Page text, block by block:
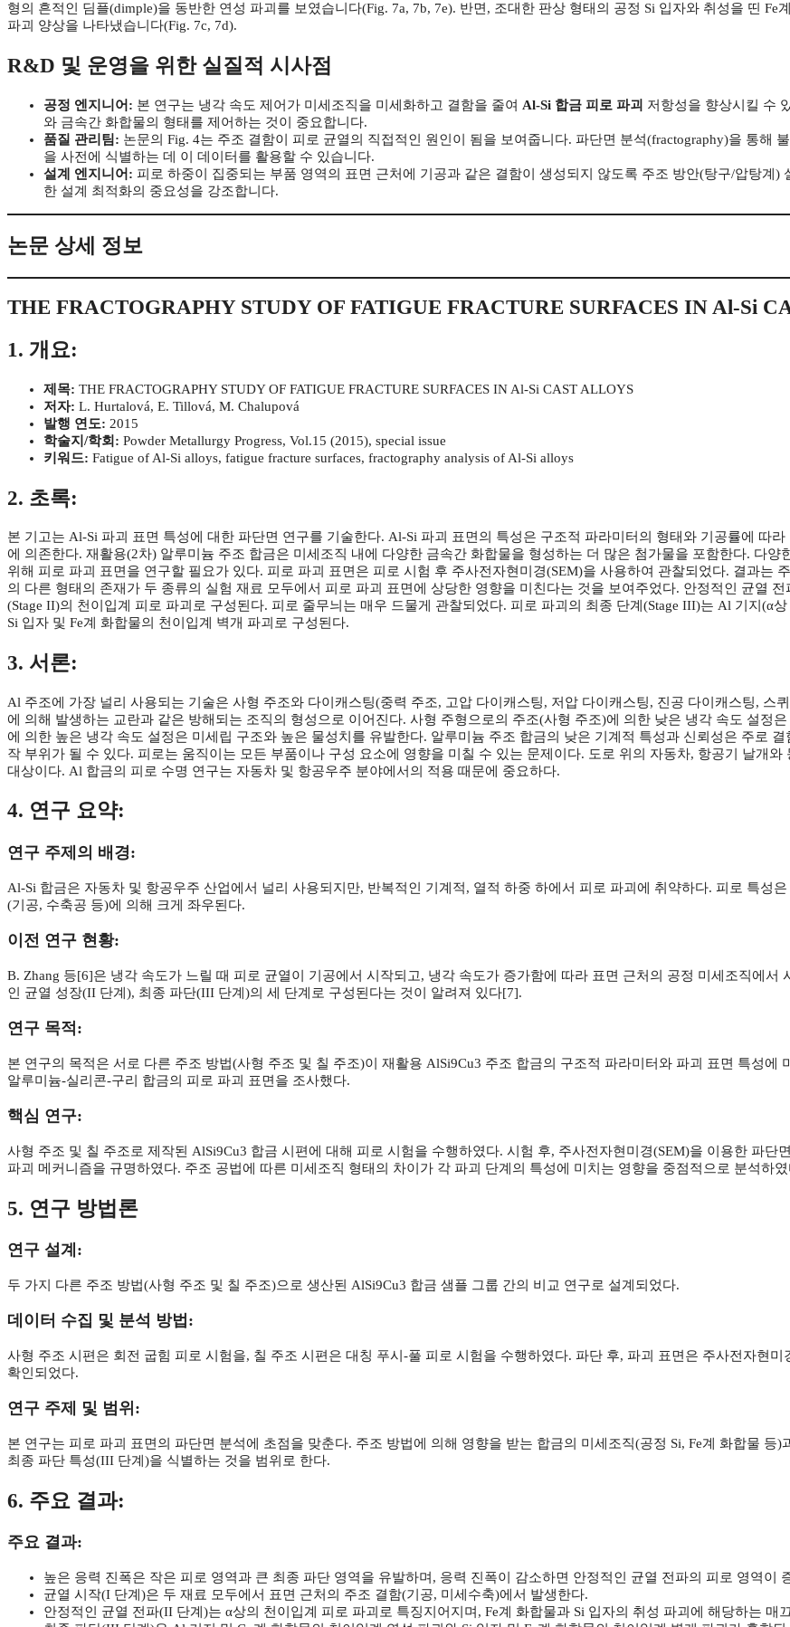
형의 흔적인 딤플(dimple)을 동반한 연성 파괴를 보였습니다(Fig. 7a, 7b, 7e). 반면, 조대한 판상 형태의 공정 Si 입자와 취성을 띤 Fe
파괴 양상을 나타냈습니다(Fig. 7c, 7d).
R&D 및 운영을 위한 실질적 시사점
공정 엔지니어: 본 연구는 냉각 속도 제어가 미세조직을 미세화하고 결함을 줄여 Al-Si 합금 피로 파괴 저항성을 향상시킬 수
와 금속간 화합물의 형태를 제어하는 것이 중요합니다.
품질 관리팀: 논문의 Fig. 4는 주조 결함이 피로 균열의 직접적인 원인이 됨을 보여줍니다. 파단면 분석(fractography)을 통해
을 사전에 식별하는 데 이 데이터를 활용할 수 있습니다.
설계 엔지니어: 피로 하중이 집중되는 부품 영역의 표면 근처에 기공과 같은 결함이 생성되지 않도록 주조 방안(탕구/압탕계
한 설계 최적화의 중요성을 강조합니다.
논문 상세 정보
THE FRACTOGRAPHY STUDY OF FATIGUE FRACTURE SURFACES IN Al-Si
1. 개요:
제목: THE FRACTOGRAPHY STUDY OF FATIGUE FRACTURE SURFACES IN Al-Si CAST ALLOYS
저자: L. Hurtalová, E. Tillová, M. Chalupová
발행 연도: 2015
학술지/학회: Powder Metallurgy Progress, Vol.15 (2015), special issue
키워드: Fatigue of Al-Si alloys, fatigue fracture surfaces, fractography analysis of Al-Si alloys
2. 초록:
본 기고는 Al-Si 파괴 표면 특성에 대한 파단면 연구를 기술한다. Al-Si 파괴 표면의 특성은 구조적 파라미터의 형태와 기공률에 따
에 의존한다. 재활용(2차) 알루미늄 주조 합금은 미세조직 내에 다양한 금속간 화합물을 형성하는 더 많은 첨가물을 포함한다. 다양
위해 피로 파괴 표면을 연구할 필요가 있다. 피로 파괴 표면은 피로 시험 후 주사전자현미경(SEM)을 사용하여 관찰되었다. 결과는
의 다른 형태의 존재가 두 종류의 실험 재료 모두에서 피로 파괴 표면에 상당한 영향을 미친다는 것을 보여주었다. 안정적인 균열
(Stage II)의 천이입계 피로 파괴로 구성된다. 피로 줄무늬는 매우 드물게 관찰되었다. 피로 파괴의 최종 단계(Stage III)는 Al 기지(α
Si 입자 및 Fe계 화합물의 천이입계 벽개 파괴로 구성된다.
3. 서론:
Al 주조에 가장 널리 사용되는 기술은 사형 주조와 다이캐스팅(중력 주조, 고압 다이캐스팅, 저압 다이캐스팅, 진공 다이캐스팅, 스
에 의해 발생하는 교란과 같은 방해되는 조직의 형성으로 이어진다. 사형 주형으로의 주조(사형 주조)에 의한 낮은 냉각 속도 설정
에 의한 높은 냉각 속도 설정은 미세립 구조와 높은 물성치를 유발한다. 알루미늄 주조 합금의 낮은 기계적 특성과 신뢰성은 주로
작 부위가 될 수 있다. 피로는 움직이는 모든 부품이나 구성 요소에 영향을 미칠 수 있는 문제이다. 도로 위의 자동차, 항공기 날개
대상이다. Al 합금의 피로 수명 연구는 자동차 및 항공우주 분야에서의 적용 때문에 중요하다.
4. 연구 요약:
연구 주제의 배경:
Al-Si 합금은 자동차 및 항공우주 산업에서 널리 사용되지만, 반복적인 기계적, 열적 하중 하에서 피로 파괴에 취약하다. 피로 특성
(기공, 수축공 등)에 의해 크게 좌우된다.
이전 연구 현황:
B. Zhang 등[6]은 냉각 속도가 느릴 때 피로 균열이 기공에서 시작되고, 냉각 속도가 증가함에 따라 표면 근처의 공정 미세조직에
인 균열 성장(II 단계), 최종 파단(III 단계)의 세 단계로 구성된다는 것이 알려져 있다[7].
연구 목적:
본 연구의 목적은 서로 다른 주조 방법(사형 주조 및 칠 주조)이 재활용 AlSi9Cu3 주조 합금의 구조적 파라미터와 파괴 표면 특성에
알루미늄-실리콘-구리 합금의 피로 파괴 표면을 조사했다.
핵심 연구:
사형 주조 및 칠 주조로 제작된 AlSi9Cu3 합금 시편에 대해 피로 시험을 수행하였다. 시험 후, 주사전자현미경(SEM)을 이용한 파단
파괴 메커니즘을 규명하였다. 주조 공법에 따른 미세조직 형태의 차이가 각 파괴 단계의 특성에 미치는 영향을 중점적으로 분석하였
5. 연구 방법론
연구 설계:
두 가지 다른 주조 방법(사형 주조 및 칠 주조)으로 생산된 AlSi9Cu3 합금 샘플 그룹 간의 비교 연구로 설계되었다.
데이터 수집 및 분석 방법:
사형 주조 시편은 회전 굽힘 피로 시험을, 칠 주조 시편은 대칭 푸시-풀 피로 시험을 수행하였다. 파단 후, 파괴 표면은 주사전자현
확인되었다.
연구 주제 및 범위:
본 연구는 피로 파괴 표면의 파단면 분석에 초점을 맞춘다. 주조 방법에 의해 영향을 받는 합금의 미세조직(공정 Si, Fe계 화합물
최종 파단 특성(III 단계)을 식별하는 것을 범위로 한다.
6. 주요 결과:
주요 결과:
높은 응력 진폭은 작은 피로 영역과 큰 최종 파단 영역을 유발하며, 응력 진폭이 감소하면 안정적인 균열 전파의 피로 영역이
균열 시작(I 단계)은 두 재료 모두에서 표면 근처의 주조 결함(기공, 미세수축)에서 발생한다.
안정적인 균열 전파(II 단계)는 α상의 천이입계 피로 파괴로 특징지어지며, Fe계 화합물과 Si 입자의 취성 파괴에 해당하는 매